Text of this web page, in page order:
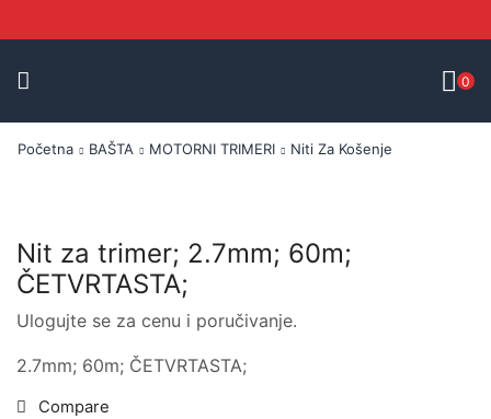
0
Početna BAŠTA MOTORNI TRIMERI Niti Za Košenje
Nit za trimer; 2.7mm; 60m;
ČETVRTASTA;
Ulogujte se za cenu i poručivanje.
2.7mm; 60m; ČETVRTASTA;
Compare